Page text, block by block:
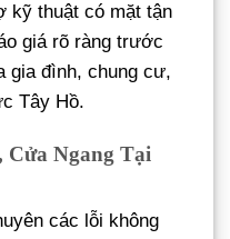
kỹ thuật có mặt tận
giá rõ ràng trước
gia đình, chung cư,
Tây Hồ.
Cửa Ngang Tại
các lỗi không